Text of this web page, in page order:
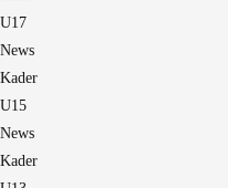
U17
News
Kader
U15
News
Kader